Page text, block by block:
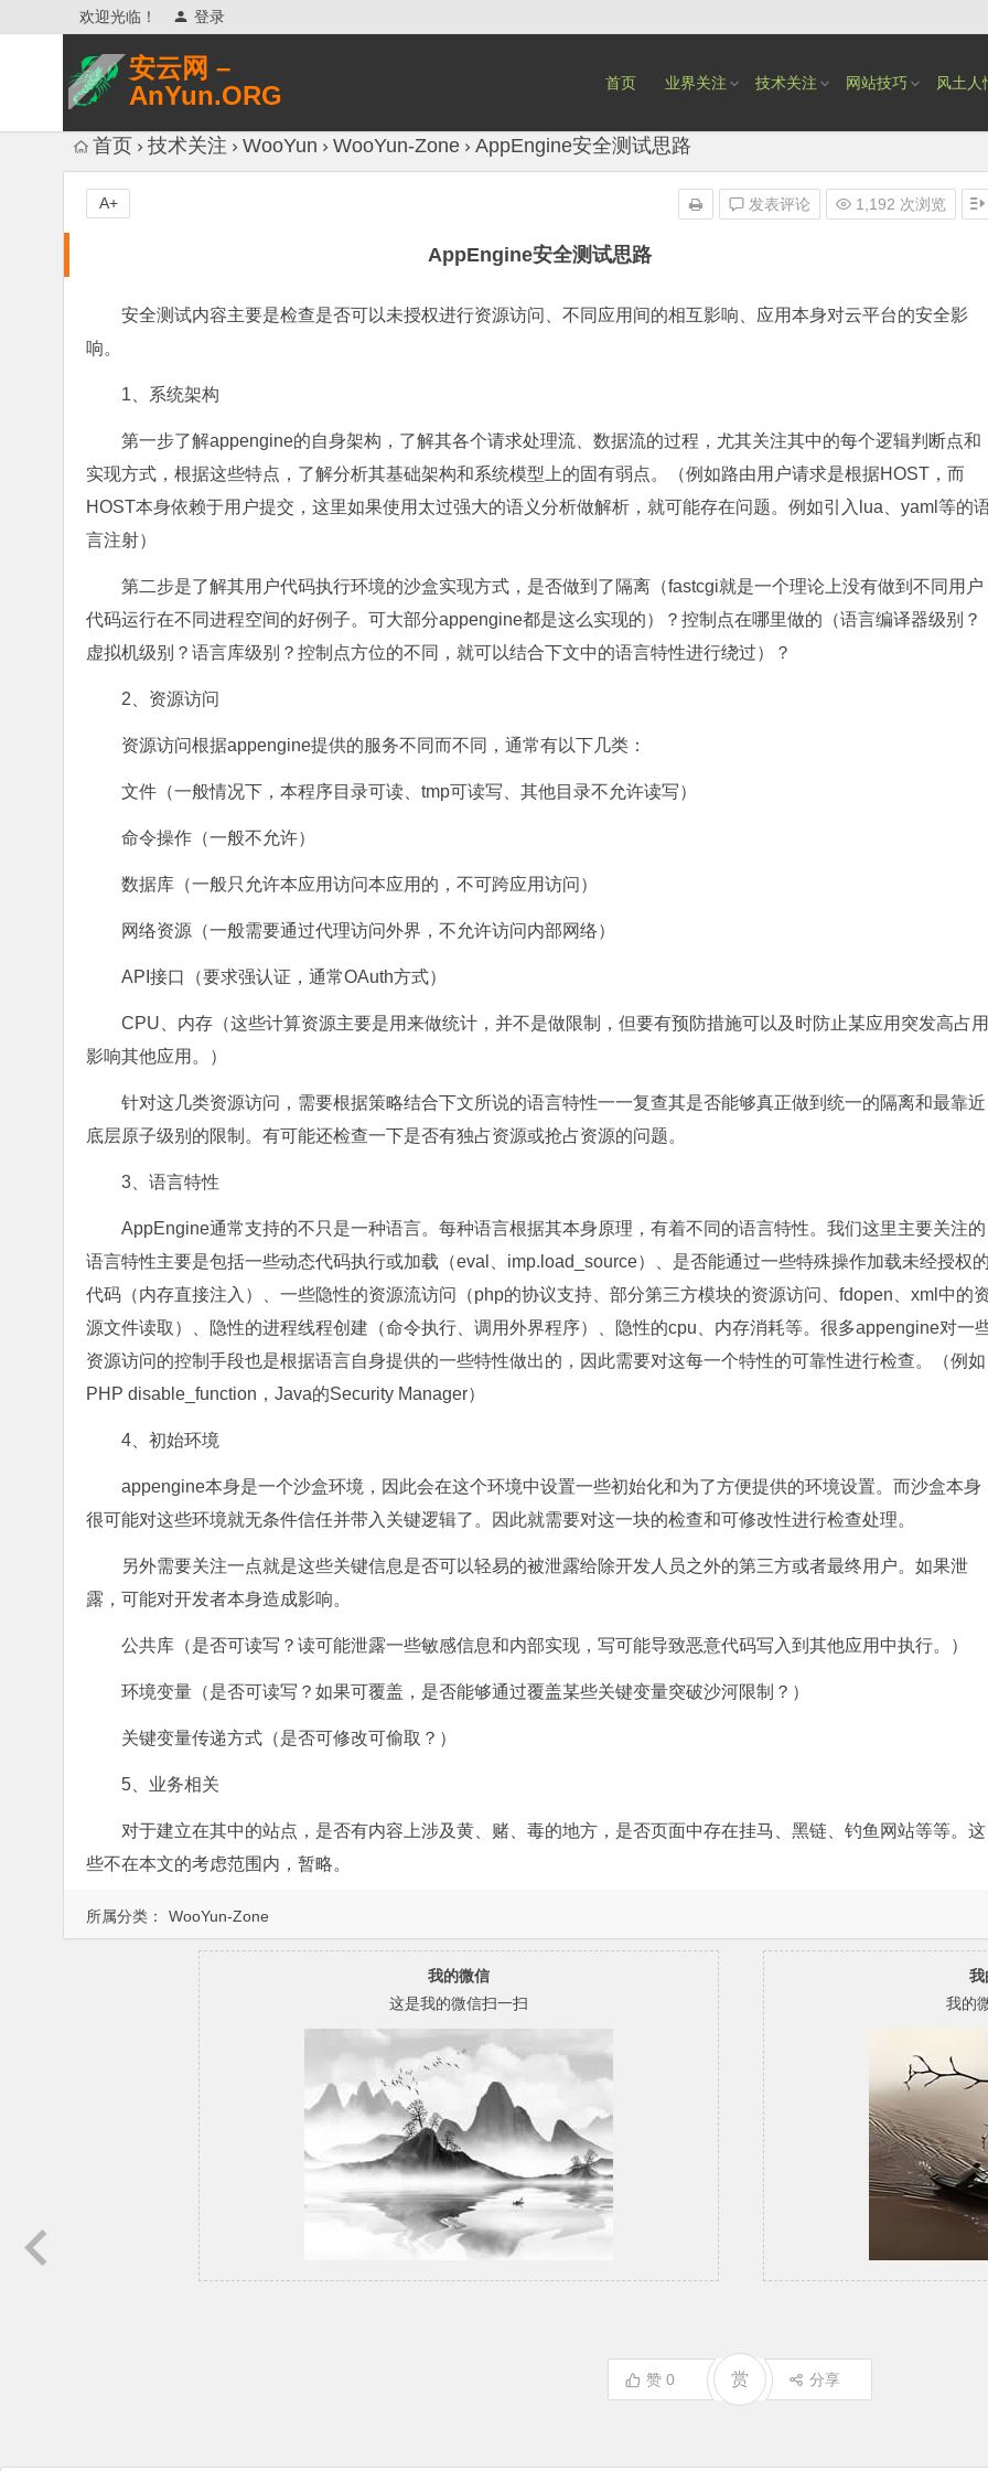
欢迎光临！ 登录
安云网 –
AnYun.ORG
网络安全研究、网络各种猎奇八卦。
首页 业界关注 技术关注 网站技巧 风土人
首页 技术关注 WooYun WooYun-Zone AppEngine安全测试思路
AppEngine安全测试思路
发表评论 1,192 次浏览
A+
所属分类： WooYun-Zone
安全测试内容主要是检查是否可以未授权进行资源访问、不同应用间的相互影响、应用本身对云平台的安全影
响。
1、系统架构
第一步了解appengine的自身架构，了解其各个请求处理流、数据流的过程，尤其关注其中的每个逻辑判断点和
实现方式，根据这些特点，了解分析其基础架构和系统模型上的固有弱点。（例如路由用户请求是根据HOST，而
HOST本身依赖于用户提交，这里如果使用太过强大的语义分析做解析，就可能存在问题。例如引入lua、yaml等的
言注射）
第二步是了解其用户代码执行环境的沙盒实现方式，是否做到了隔离（fastcgi就是一个理论上没有做到不同用户
代码运行在不同进程空间的好例子。可大部分appengine都是这么实现的）？控制点在哪里做的（语言编译器级别？
虚拟机级别？语言库级别？控制点方位的不同，就可以结合下文中的语言特性进行绕过）？
2、资源访问
资源访问根据appengine提供的服务不同而不同，通常有以下几类：
文件（一般情况下，本程序目录可读、tmp可读写、其他目录不允许读写）
命令操作（一般不允许）
数据库（一般只允许本应用访问本应用的，不可跨应用访问）
网络资源（一般需要通过代理访问外界，不允许访问内部网络）
API接口（要求强认证，通常OAuth方式）
CPU、内存（这些计算资源主要是用来做统计，并不是做限制，但要有预防措施可以及时防止某应用突发高占用
影响其他应用。）
针对这几类资源访问，需要根据策略结合下文所说的语言特性一一复查其是否能够真正做到统一的隔离和最靠近
底层原子级别的限制。有可能还检查一下是否有独占资源或抢占资源的问题。
3、语言特性
AppEngine通常支持的不只是一种语言。每种语言根据其本身原理，有着不同的语言特性。我们这里主要关注的
语言特性主要是包括一些动态代码执行或加载（eval、imp.load_source）、是否能通过一些特殊操作加载未经授权
代码（内存直接注入）、一些隐性的资源流访问（php的协议支持、部分第三方模块的资源访问、fdopen、xml中的
源文件读取）、隐性的进程线程创建（命令执行、调用外界程序）、隐性的cpu、内存消耗等。很多appengine对一
资源访问的控制手段也是根据语言自身提供的一些特性做出的，因此需要对这每一个特性的可靠性进行检查。（例如
PHP disable_function，Java的Security Manager）
4、初始环境
appengine本身是一个沙盒环境，因此会在这个环境中设置一些初始化和为了方便提供的环境设置。而沙盒本身
很可能对这些环境就无条件信任并带入关键逻辑了。因此就需要对这一块的检查和可修改性进行检查处理。
另外需要关注一点就是这些关键信息是否可以轻易的被泄露给除开发人员之外的第三方或者最终用户。如果泄
露，可能对开发者本身造成影响。
公共库（是否可读写？读可能泄露一些敏感信息和内部实现，写可能导致恶意代码写入到其他应用中执行。）
环境变量（是否可读写？如果可覆盖，是否能够通过覆盖某些关键变量突破沙河限制？）
关键变量传递方式（是否可修改可偷取？）
5、业务相关
对于建立在其中的站点，是否有内容上涉及黄、赌、毒的地方，是否页面中存在挂马、黑链、钓鱼网站等等。这
些不在本文的考虑范围内，暂略。
我的微信
这是我的微信扫一扫
我
我的
赞 0 赏 分享